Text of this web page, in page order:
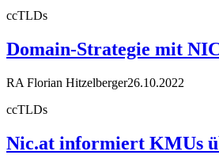
ccTLDs
Domain-Strategie mit
RA Florian Hitzelberger26.10.2022
ccTLDs
Nic.at informiert KMUs